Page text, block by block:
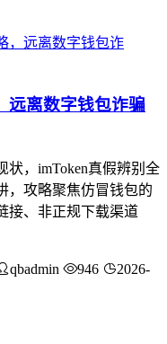
远离数字钱包诈骗
状，imToken真假辨别全
，攻略聚焦仿冒钱包的
接、非正规下载渠道
qbadmin 946
2026-